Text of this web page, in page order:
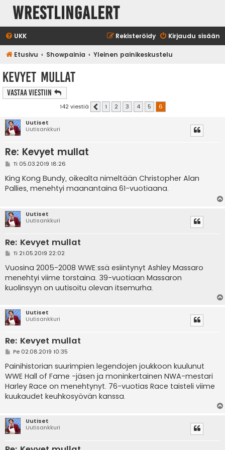
WrestlingAlert
UKK Kirjaudu sisään
Rekisteröidy
Etusivu Showpainia Yleinen painikeskustelu
Kevyet mullat
Vastaa Viestiin
142 viestiä Edellinen
1 2 3 4 5
6
Uutiset
Uutisankkuri
Re: Kevyet mullat
V
e
s
t
Ti 05.03.2019 18:26
King Kong Bundy, oikealta nimeltään Christopher Alan
Pallies, menehtyi maanantaina 61-vuotiaana.
Uutiset
Uutisankkuri
Re: Kevyet mullat
V
e
s
t
i
Ti 21.05.2019 22:02
Vuosina 2005-2008 WWE:ssä esiintynyt Ashley Massaro
menehtyi viime torstaina. 39-vuotiaan Massaron
kuolinsyyn on uutisoitu olevan itsemurha.
Uutiset
Uutisankkuri
Re: Kevyet mullat
V
e
s
t
i
Pe 02.08.2019 10:35
Painihistorian suurimpien legendojen joukkoon kuulunut
WWE Hall of Fame -jäsen ja moninkertainen NWA-mestari
Harley Race on menehtynyt. 76-vuotias Race taisteli viime
kuukaudet keuhkosyövän kanssa.
Uutiset
Uutisankkuri